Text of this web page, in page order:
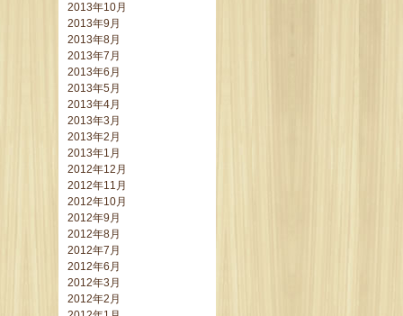
2013年10月
2013年9月
2013年8月
2013年7月
2013年6月
2013年5月
2013年4月
2013年3月
2013年2月
2013年1月
2012年12月
2012年11月
2012年10月
2012年9月
2012年8月
2012年7月
2012年6月
2012年3月
2012年2月